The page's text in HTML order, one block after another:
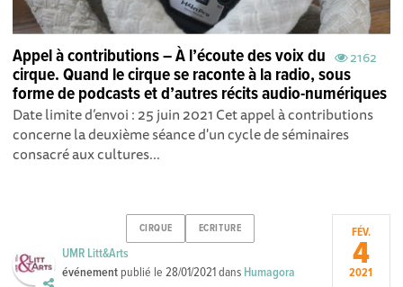
2162
Appel à contributions – À l’écoute des voix du
cirque. Quand le cirque se raconte à la radio, sous
forme de podcasts et d’autres récits audio-numériques
Date limite d’envoi : 25 juin 2021 Cet appel à contributions
concerne la deuxième séance d'un cycle de séminaires
consacré aux cultures...
CIRQUE ECRITURE
UMR Litt&Arts
événement publié le28/01/2021dans Humagora
FÉV.
4
2021